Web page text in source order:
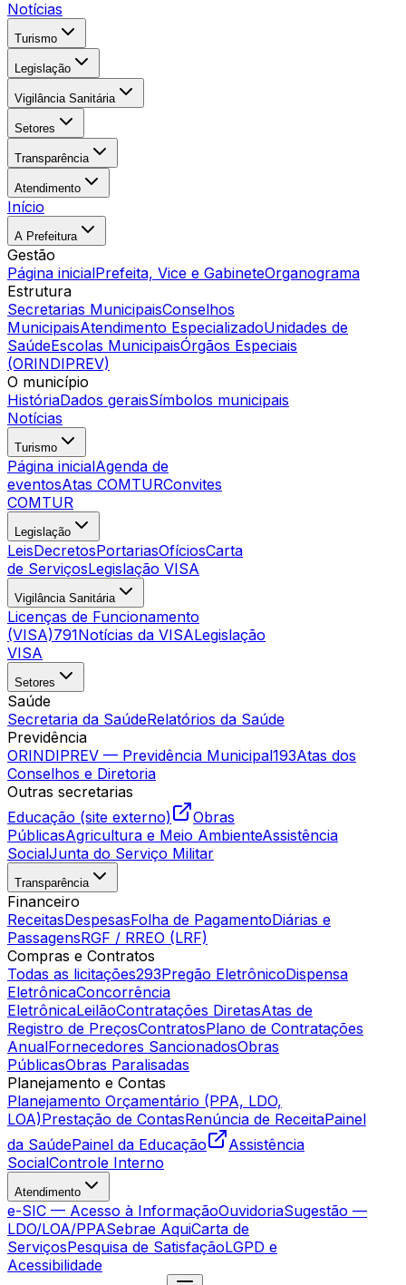
Notícias
Turismo
Legislação
Vigilância Sanitária
Setores
Transparência
Atendimento
Início
A Prefeitura
Gestão
Página inicialPrefeita, Vice e GabineteOrganograma
Estrutura
Secretarias MunicipaisConselhos
MunicipaisAtendimento EspecializadoUnidades de
SaúdeEscolas MunicipaisÓrgãos Especiais
(ORINDIPREV)
O município
HistóriaDados geraisSímbolos municipais
Notícias
Turismo
Página inicialAgenda de
eventosAtas COMTURConvites
COMTUR
Legislação
LeisDecretosPortariasOfíciosCarta
de ServiçosLegislação VISA
Vigilância Sanitária
Licenças de Funcionamento
(VISA)791Notícias da VISALegislação
VISA
Setores
Saúde
Secretaria da SaúdeRelatórios da Saúde
Previdência
ORINDIPREV — Previdência Municipal193Atas dos
Conselhos e Diretoria
Outras secretarias
Educação (site externo)
Obras
PúblicasAgricultura e Meio AmbienteAssistência
SocialJunta do Serviço Militar
Transparência
Financeiro
ReceitasDespesasFolha de PagamentoDiárias e
PassagensRGF / RREO (LRF)
Compras e Contratos
Todas as licitações293Pregão EletrônicoDispensa
EletrônicaConcorrência
EletrônicaLeilãoContratações DiretasAtas de
Registro de PreçosContratosPlano de Contratações
AnualFornecedores SancionadosObras
PúblicasObras Paralisadas
Planejamento e Contas
Planejamento Orçamentário (PPA, LDO,
LOA)Prestação de ContasRenúncia de ReceitaPainel
da SaúdePainel da Educação
Assistência
SocialControle Interno
Atendimento
e-SIC — Acesso à InformaçãoOuvidoriaSugestão —
LDO/LOA/PPASebrae AquiCarta de
ServiçosPesquisa de SatisfaçãoLGPD e
Acessibilidade